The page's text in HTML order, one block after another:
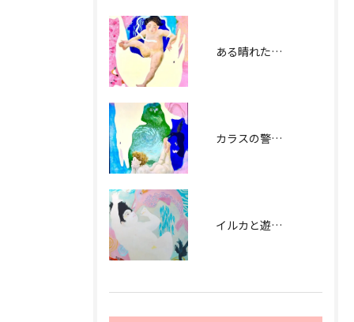
ある晴れた日曜日 (2021） The sunny Sunday -2021
カラスの警告 (2021） signal by crow - 2021
イルカと遊ぶ日（2020） playing with dolphin - 2020